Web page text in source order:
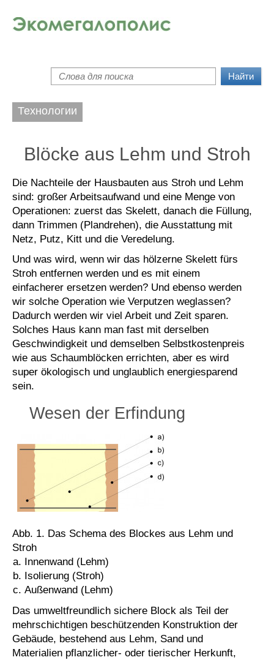
Форма поиска
Поиск
Технологии
Blöcke aus Lehm und Stroh
Die Nachteile der Hausbauten aus Stroh und Lehm
sind: großer Arbeitsaufwand und eine Menge von
Operationen: zuerst das Skelett, danach die Füllung,
dann Trimmen (Plandrehen), die Ausstattung mit
Netz, Putz, Kitt und die Veredelung.
Und was wird, wenn wir das hölzerne Skelett fürs
Stroh entfernen werden und es mit einem
einfacherer ersetzen werden? Und ebenso werden
wir solche Operation wie Verputzen weglassen?
Dadurch werden wir viel Arbeit und Zeit sparen.
Solches Haus kann man fast mit derselben
Geschwindigkeit und demselben Selbstkostenpreis
wie aus Schaumblöcken errichten, aber es wird
super ökologisch und unglaublich energiesparend
sein.
Wesen der Erfindung
Abb. 1. Das Schema des Blockes aus Lehm und
Stroh
Innenwand (Lehm)
Isolierung (Stroh)
Außenwand (Lehm)
Das umweltfreundlich sichere Block als Teil der
mehrschichtigen beschützenden Konstruktion der
Gebäude, bestehend aus Lehm, Sand und
Materialien pflanzlicher- oder tierischer Herkunft,